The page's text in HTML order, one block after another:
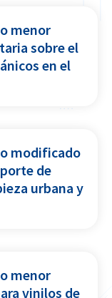
menor
sobre el
en el
modificado
de
urbana y
menor
vinilos de